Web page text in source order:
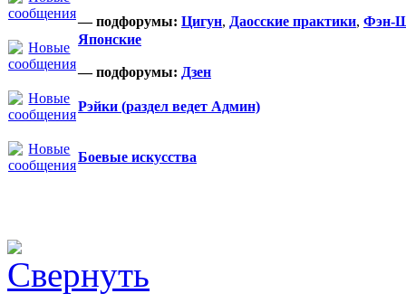
— подфорумы: Цигун, Даосские практики, Фэн-
Японские
— подфорумы: Дзен
Рэйки (раздел ведет Админ)
Боевые искусства